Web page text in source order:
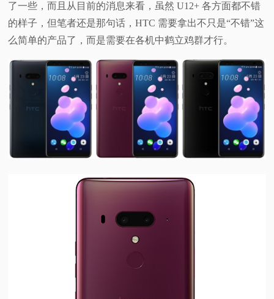
了一些，而且从目前的消息来看，虽然 U12+ 各方面都不错
的样子，但笔者还是那句话，HTC 需要拿出不只是“不错”这
么简单的产品了，而是需要在各机中鹤立鸡群才行。